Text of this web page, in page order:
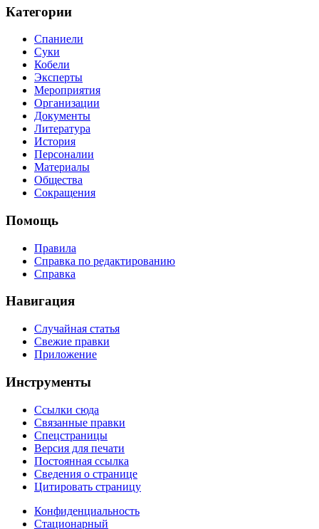
Категории
Спаниели
Суки
Кобели
Эксперты
Мероприятия
Организации
Документы
Литература
История
Персоналии
Материалы
Общества
Сокращения
Помощь
Правила
Справка по редактированию
Справка
Навигация
Случайная статья
Свежие правки
Приложение
Инструменты
Ссылки сюда
Связанные правки
Спецстраницы
Версия для печати
Постоянная ссылка
Сведения о странице
Цитировать страницу
Конфиденциальность
Стационарный